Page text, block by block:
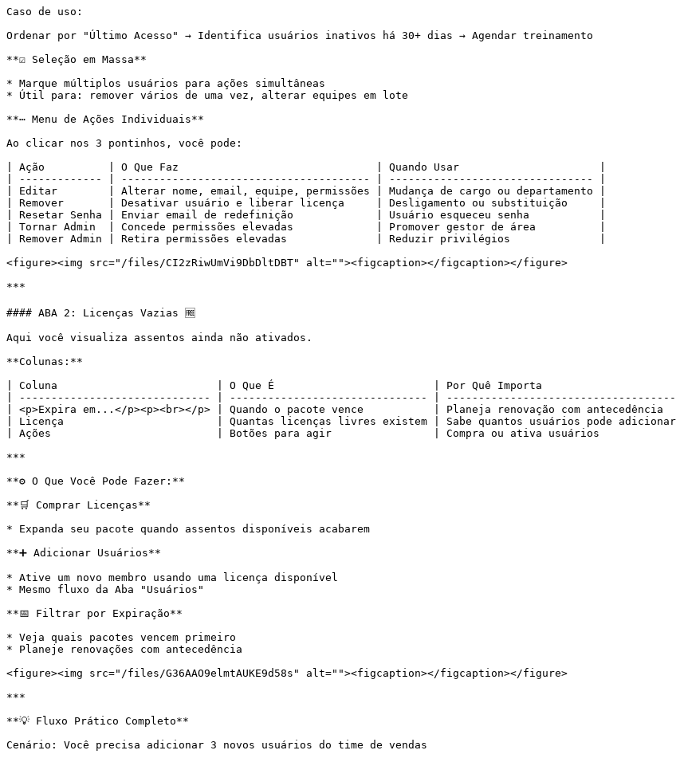
Caso de uso:
Ordenar por "Último Acesso" → Identifica usuários inativos há 30+ dias → Agendar treinamento
**☑️ Seleção em Massa**
* Marque múltiplos usuários para ações simultâneas
* Útil para: remover vários de uma vez, alterar equipes em lote
**⋯ Menu de Ações Individuais**
Ao clicar nos 3 pontinhos, você pode:
| Ação          | O Que Faz                               | Quando Usar                      |
| ------------- | --------------------------------------- | -------------------------------- |
| Editar        | Alterar nome, email, equipe, permissões | Mudança de cargo ou departamento |
| Remover       | Desativar usuário e liberar licença     | Desligamento ou substituição     |
| Resetar Senha | Enviar email de redefinição             | Usuário esqueceu senha           |
| Tornar Admin  | Concede permissões elevadas             | Promover gestor de área          |
| Remover Admin | Retira permissões elevadas              | Reduzir privilégios              |
<figure><img src="/files/CI2zRiwUmVi9DbDltDBT" alt=""><figcaption></figcaption></figure>
***
#### ABA 2: Licenças Vazias 🆓
Aqui você visualiza assentos ainda não ativados.
**Colunas:**
| Coluna                         | O Que É                         | Por Quê Importa                      |
| ------------------------------ | ------------------------------- | ------------------------------------ |
| <p>Expira em...</p><p><br></p> | Quando o pacote vence           | Planeja renovação com antecedência   |
| Licença                        | Quantas licenças livres existem | Sabe quantos usuários pode adicionar |
| Ações                          | Botões para agir                | Compra ou ativa usuários             |
***
**⚙️ O Que Você Pode Fazer:**
**🛒 Comprar Licenças**
* Expanda seu pacote quando assentos disponíveis acabarem
**➕ Adicionar Usuários**
* Ative um novo membro usando uma licença disponível
* Mesmo fluxo da Aba "Usuários"
**📅 Filtrar por Expiração**
* Veja quais pacotes vencem primeiro
* Planeje renovações com antecedência
<figure><img src="/files/G36AAO9elmtAUKE9d58s" alt=""><figcaption></figcaption></figure>
***
**💡 Fluxo Prático Completo**
Cenário: Você precisa adicionar 3 novos usuários do time de vendas